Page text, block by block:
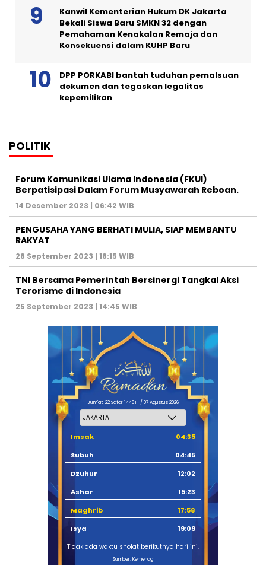
Kanwil Kementerian Hukum DK Jakarta
Bekali Siswa Baru SMKN 32 dengan
Pemahaman Kenakalan Remaja dan
Konsekuensi dalam KUHP Baru
DPP PORKABI bantah tuduhan pemalsuan
dokumen dan tegaskan legalitas
kepemilikan
POLITIK
Forum Komunikasi Ulama Indonesia (FKUI)
Berpatisipasi Dalam Forum Musyawarah Reboan.
14 Desember 2023 | 06:42 WIB
PENGUSAHA YANG BERHATI MULIA, SIAP MEMBANTU
RAKYAT
28 September 2023 | 18:15 WIB
TNI Bersama Pemerintah Bersinergi Tangkal Aksi
Terorisme di Indonesia
25 September 2023 | 14:45 WIB
Jum'at, 22 Safar 1448 H / 07 Agustus 2026
Imsak
04:35
Subuh
04:45
Dzuhur
12:02
Ashar
15:23
Maghrib
17:58
Isya
19:09
Tidak ada waktu sholat berikutnya hari ini.
Sumber: Kemenag